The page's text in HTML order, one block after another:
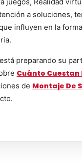
a soluciones,
influyen en la
preparando su
Cuánto Cuestan
de Montaje De